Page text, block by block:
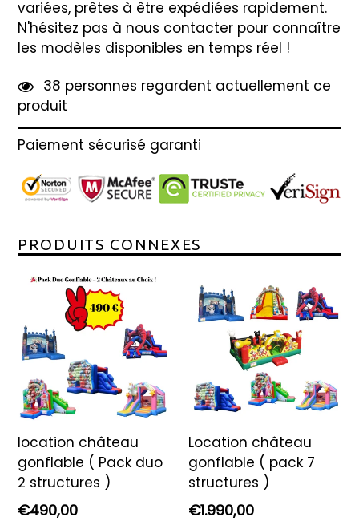
variées, prêtes à être expédiées rapidement.
N'hésitez pas à nous contacter pour connaître
les modèles disponibles en temps réel !
38 personnes regardent actuellement ce
produit
Paiement sécurisé garanti
PRODUITS CONNEXES
location château
gonflable ( Pack duo
2 structures )
Prix
€490,00
Location château
gonflable ( pack 7
structures )
Prix
€1.990,00